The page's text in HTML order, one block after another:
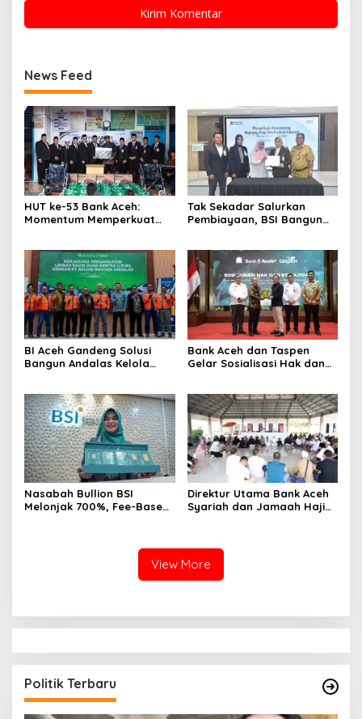
News Feed
HUT ke-53 Bank Aceh:
Momentum Memperkuat
Tak Sekadar Salurkan
Pembiayaan, BSI Bangun
BI Aceh Gandeng Solusi
Bangun Andalas Kelola
Bank Aceh dan Taspen
Gelar Sosialisasi Hak dan
Pensiun
Nasabah Bullion BSI
Melonjak 700%, Fee-Based
Direktur Utama Bank Aceh
Syariah dan Jamaah Haji
Meneladani Semangat
Wakaf yang Mengalir
Sepanjang Zaman
View More
Politik Terbaru